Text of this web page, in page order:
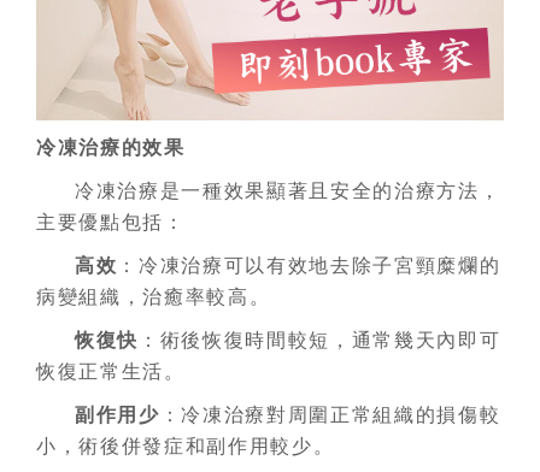
冷凍治療的效果
冷凍治療是一種效果顯著且安全的治療方法，
主要優點包括：
高效 ：冷凍治療可以有效地去除子宮頸糜爛的
病變組織，治癒率較高。
恢復快 ：術後恢復時間較短，通常幾天內即可
恢復正常生活。
副作用少 ：冷凍治療對周圍正常組織的損傷較
小，術後併發症和副作用較少。